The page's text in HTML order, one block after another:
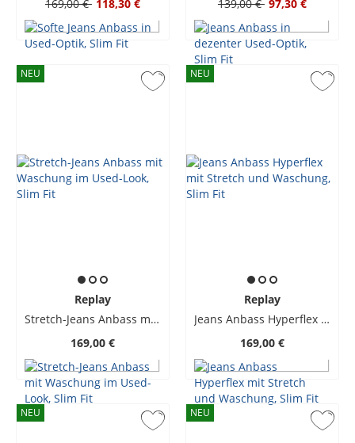
169,00 € 118,30 €
139,00 € 97,30 €
NEU
Replay
Stretch-Jeans Anbass mit Waschung im Used-Look, Slim Fit
169,00 €
NEU
Replay
Jeans Anbass Hyperflex mit Stretch und Waschung, Slim Fit
169,00 €
NEU NEU